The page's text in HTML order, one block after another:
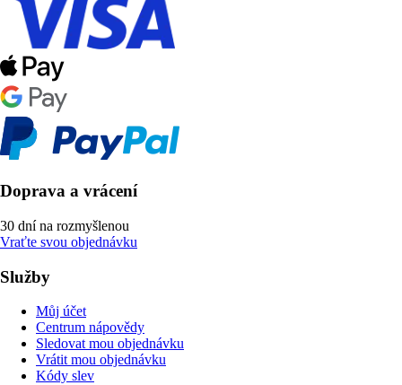
Doprava a vrácení
30 dní na rozmyšlenou
Vraťte svou objednávku
Služby
Můj účet
Centrum nápovědy
Sledovat mou objednávku
Vrátit mou objednávku
Kódy slev